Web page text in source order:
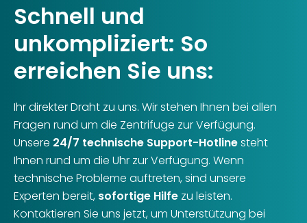
Schnell und
unkompliziert: So
erreichen Sie uns:
Ihr direkter Draht zu uns. Wir stehen Ihnen bei allen
Fragen rund um die Zentrifuge zur Verfügung.
Unsere 24/7 technische Support-Hotlinesteht
Ihnen rund um die Uhr zur Verfügung. Wenn
technische Probleme auftreten, sind unsere
Experten bereit, sofortige Hilfe zu leisten.
Kontaktieren Sie uns jetzt, um Unterstützung bei